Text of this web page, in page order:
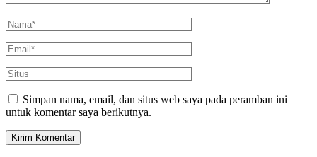
Simpan nama, email, dan situs web saya pada peramban ini
untuk komentar saya berikutnya.